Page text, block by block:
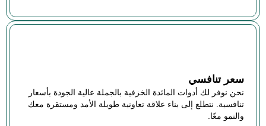
سعر تنافسي
نحن نوفر لك أدوات المائدة الخزفية بالجملة عالية الجودة بأسعار
تنافسية. نتطلع إلى بناء علاقة تعاونية طويلة الأمد ومستقرة معك
والنمو معًا.